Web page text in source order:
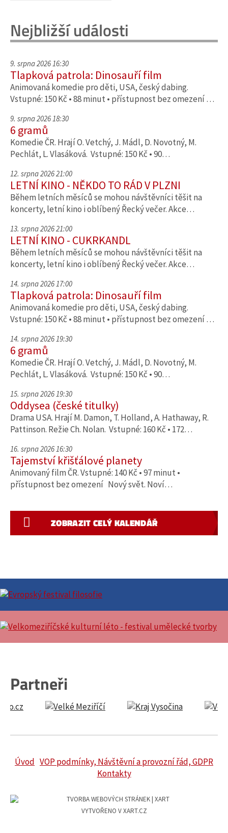
Nejbližší události
9. srpna 2026 16:30
Tlapková patrola: Dinosauří film
Animovaná komedie pro děti, USA, český dabing.
Vstupné: 150 Kč • 88 minut • přístupnost bez omezení …
9. srpna 2026 18:30
6 gramů
Komedie ČR. Hrají O. Vetchý, J. Mádl, D. Novotný, M.
Pechlát, L. Vlasáková. Vstupné: 150 Kč • 90…
12. srpna 2026 21:00
LETNÍ KINO - NĚKDO TO RÁD V PLZNI
Během letních měsíců se mohou návštěvníci těšit na
koncerty, letní kino i oblíbený Řecký večer. Akce…
13. srpna 2026 21:00
LETNÍ KINO - CUKRKANDL
Během letních měsíců se mohou návštěvníci těšit na
koncerty, letní kino i oblíbený Řecký večer. Akce…
14. srpna 2026 17:00
Tlapková patrola: Dinosauří film
Animovaná komedie pro děti, USA, český dabing.
Vstupné: 150 Kč • 88 minut • přístupnost bez omezení …
14. srpna 2026 19:30
6 gramů
Komedie ČR. Hrají O. Vetchý, J. Mádl, D. Novotný, M.
Pechlát, L. Vlasáková. Vstupné: 150 Kč • 90…
15. srpna 2026 19:30
Oddysea (české titulky)
Drama USA. Hrají M. Damon, T. Holland, A. Hathaway, R.
Pattinson. Režie Ch. Nolan. Vstupné: 160 Kč • 172…
16. srpna 2026 16:30
Tajemství křišťálové planety
Animovaný film ČR. Vstupné: 140 Kč • 97 minut •
přístupnost bez omezení Nový svět. Noví…
ZOBRAZIT CELÝ KALENDÁŘ
Partneři
Úvod VOP podmínky, Návštěvní a provozní řád, GDPR
Kontakty
VYTVOŘENO V XART.CZ